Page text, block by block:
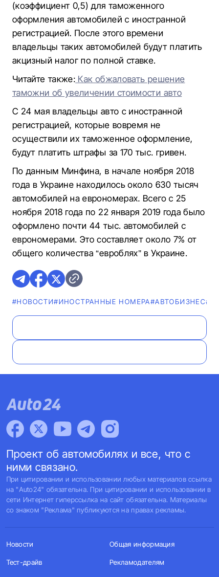
(коэффициент 0,5) для таможенного
оформления автомобилей с иностранной
регистрацией. После этого времени
владельцы таких автомобилей будут платить
акцизный налог по полной ставке.
Читайте также: Как обжаловать решение
таможни об увеличении стоимости авто
С 24 мая владельцы авто с иностранной
регистрацией, которые вовремя не
осуществили их таможенное оформление,
будут платить штрафы за 170 тыс. гривен.
По данным Минфина, в начале ноября 2018
года в Украине находилось около 630 тысяч
автомобилей на еврономерах. Всего с 25
ноября 2018 года по 22 января 2019 года было
оформлено почти 44 тыс. автомобилей с
еврономерами. Это составляет около 7% от
общего количества “евроблях” в Украине.
#НОВОСТИ#ИНОСТРАННЫЕ НОМЕРА#AВТОБИЗНЕС
Проект об автомобилях и все, что с
ними связано.
При цитировании и использовании любых материалов ссылка
на "Auto24" обязательна. При цитировании и использовании в
сети Интернет гиперссылка на сайт обязательна. Материалы
со знаком "Реклама" публикуются на правах рекламы.
Новости
Тест-драйв
Общая информация
Рекламодателям